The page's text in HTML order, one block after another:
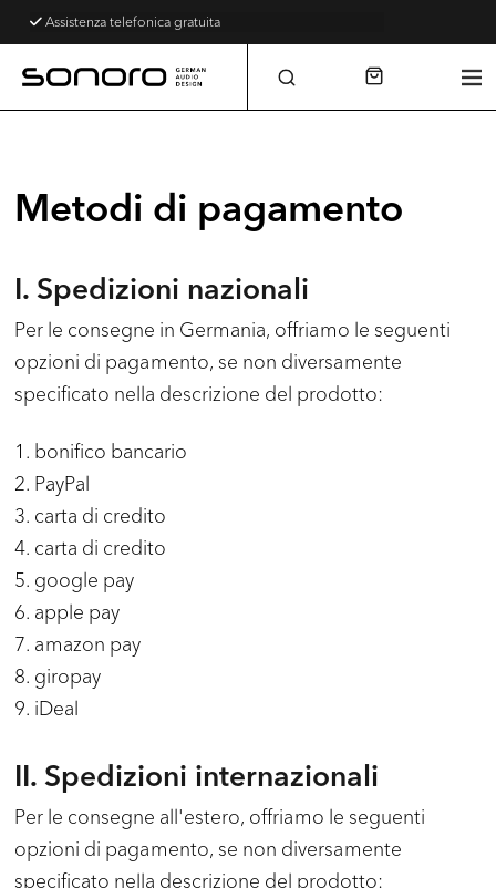
Assistenza telefonica gratuita
Metodi di pagamento
I. Spedizioni nazionali
Per le consegne in Germania, offriamo le seguenti
opzioni di pagamento, se non diversamente
specificato nella descrizione del prodotto:
1. bonifico bancario
2. PayPal
3. carta di credito
4. carta di credito
5. google pay
6. apple pay
7. amazon pay
8. giropay
9. iDeal
II. Spedizioni internazionali
Per le consegne all'estero, offriamo le seguenti
opzioni di pagamento, se non diversamente
specificato nella descrizione del prodotto: